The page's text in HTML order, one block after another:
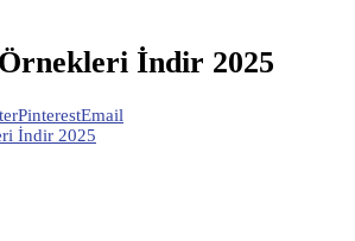
Örnekleri İndir 2025
PinterestEmail